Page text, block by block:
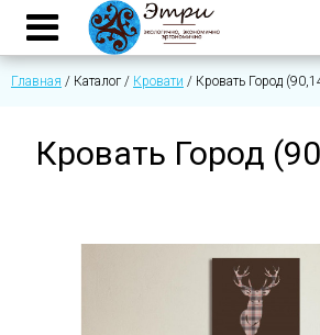
Главная / Каталог / Кровати / Кровать Город
Кровать Город